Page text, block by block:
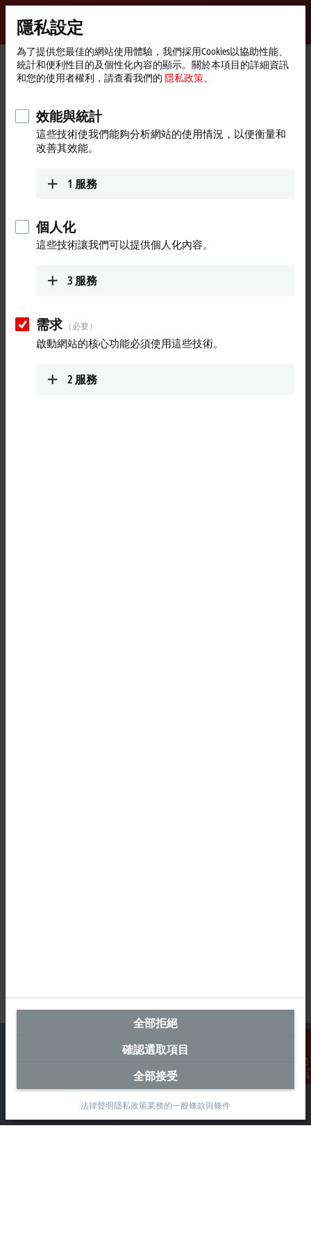
Beckhoff
-
New
Automation
首
Products I/O
Infrastructure components
聯絡資料
Product finder Infrastructure
components
The product finder only works on devices with a larger display.
Tabular product overview
Use the tabular product finder on your mobile device to access our
台灣總部 (中華台北)
永春路38-2號
隱私設定
為了提供您最佳的網站使用體驗，我們採用Cookies以協助性能、
統計和便利性目的及個性化內容的顯示。關於本項目的詳細資訊
和您的使用者權利，請查看我們的 隱私政策。
效能與統計
這些技術使我們能夠分析網站的使用情況，以便衡量和
改善其效能。
1 服務
個人化
這些技術讓我們可以提供個人化內容。
3 服務
需求 （必要）
啟動網站的核心功能必須使用這些技術。
2 服務
全部拒絕
確認選取項目
全部接受
法律聲明隱私政策業務的一般條款與條件